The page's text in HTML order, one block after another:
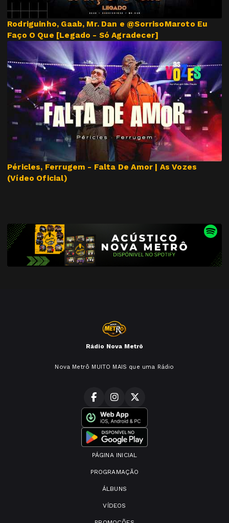
Rodriguinho, Gaab, Mr. Dan e @SorrisoMaroto Eu
Faço O Que [Legado - Só Agradecer]
Péricles, Ferrugem - Falta De Amor | As Vozes
(Vídeo Oficial)
Rádio Nova Metrô
Nova Metrô MUITO MAIS que uma Rádio
PÁGINA INICIAL
PROGRAMAÇÃO
ÁLBUNS
VÍDEOS